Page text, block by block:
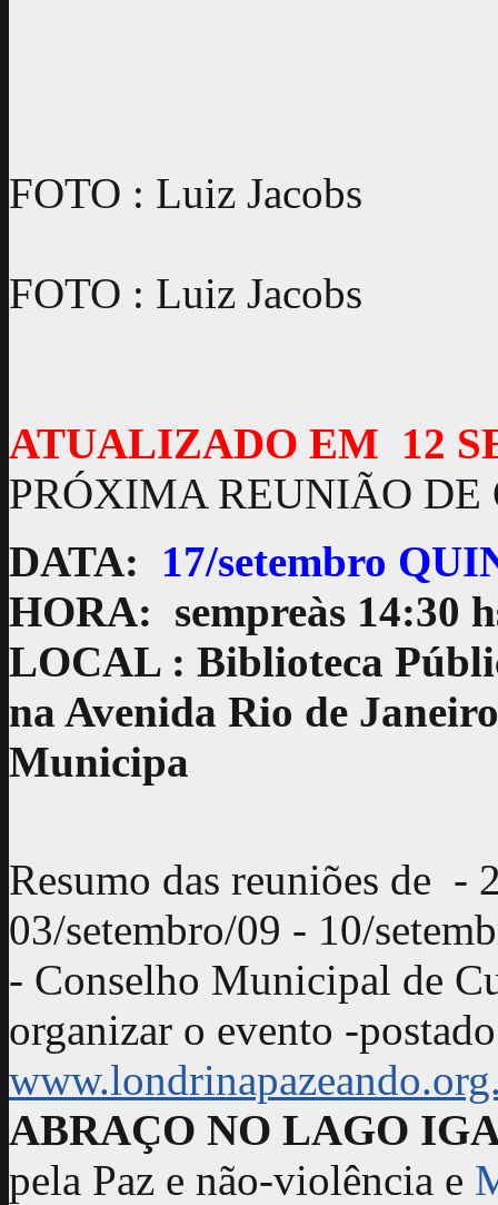
FOTO : Luiz Jacobs
FOTO : Luiz Jacobs
ATUALIZADO EM 12
PRÓXIMA REUNIÃO
DATA:
17/setembro
HORA: sempreàs 14:30
LOCAL : Biblioteca
na Avenida Rio de
Municipa
Resumo das reuniões de -
03/setembro/09 - 10/
- Conselho Municipal de
organizar o evento -
ABRAÇO NO LAGO
pela Paz e não-violência e